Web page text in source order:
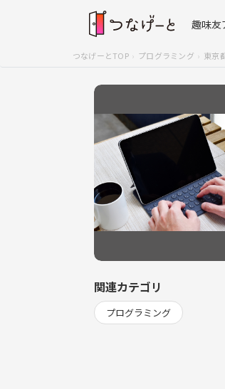
趣味友
つなげーとTOP プログラミング 東京
関連カテゴリ
プログラミング